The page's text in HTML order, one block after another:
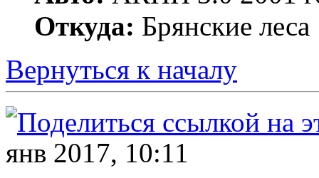
Откуда: Брянские леса
Вернуться к началу
янв 2017, 10:11